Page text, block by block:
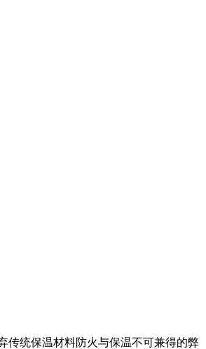
统保温材料防火与保温不可兼得的弊